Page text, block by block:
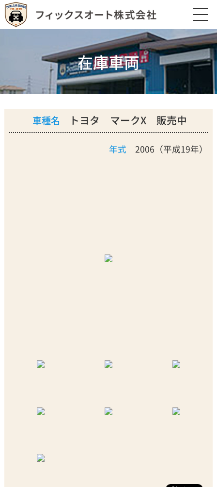
在庫車両
車種名 トヨタ マークX 販売中
年式2006（平成19年）